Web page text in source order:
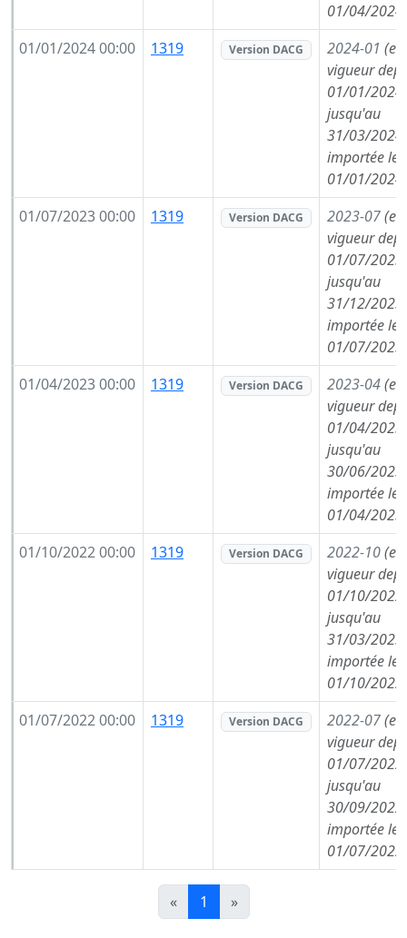
01/04/2024)
01/01/2024 00:00
1319 Version DACG 2024-01 (en
vigueur
01/01/2024,
jusqu'au
31/03/2024,
importée le
01/01/2024)
01/07/2023 00:00
1319 Version DACG 2023-07(en
vigueur
01/07/2023,
jusqu'au
31/12/2023,
importée le
01/07/2023)
01/04/2023 00:00
1319 Version DACG 2023-04(en
vigueur
01/04/2023,
jusqu'au
30/06/2023,
importée le
01/04/2023)
01/10/2022 00:00
1319 Version DACG 2022-10(en
vigueur
01/10/2022,
jusqu'au
31/03/2023,
importée le
01/10/2022)
01/07/2022 00:00
1319 Version DACG 2022-07(en
vigueur
01/07/2022,
jusqu'au
30/09/2022,
importée le
01/07/2022)
« 1 »